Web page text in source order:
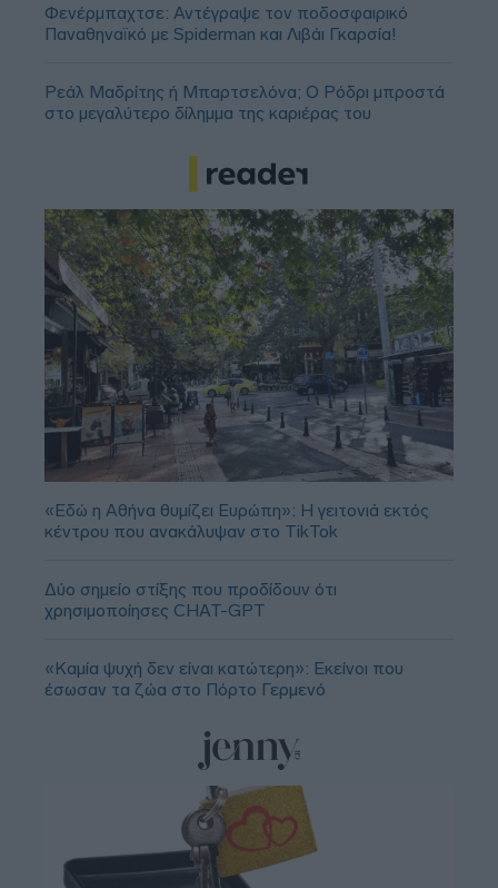
Φενέρμπαχτσε: Αντέγραψε τον ποδοσφαιρικό
Παναθηναϊκό με Spiderman και Λιβάι Γκαρσία!
Ρεάλ Μαδρίτης ή Μπαρτσελόνα; Ο Ρόδρι μπροστά
στο μεγαλύτερο δίλημμα της καριέρας του
«Εδώ η Αθήνα θυμίζει Ευρώπη»: H γειτονιά εκτός
κέντρου που ανακάλυψαν στο TikTok
Δύο σημείο στίξης που προδίδουν ότι
χρησιμοποίησες CHAT-GPT
«Καμία ψυχή δεν είναι κατώτερη»: Εκείνοι που
έσωσαν τα ζώα στο Πόρτο Γερμενό